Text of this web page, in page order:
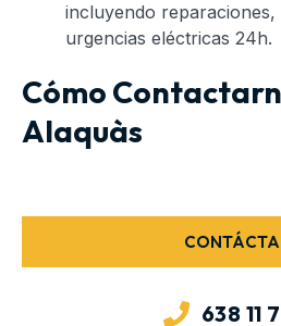
incluyendo reparaciones,
urgencias eléctricas 24h.
Cómo
Alaquàs
638 11